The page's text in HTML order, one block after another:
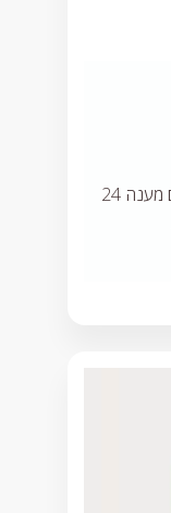
מחפש מנעולן באל אטרש? אנחנו נותנים מענה 24